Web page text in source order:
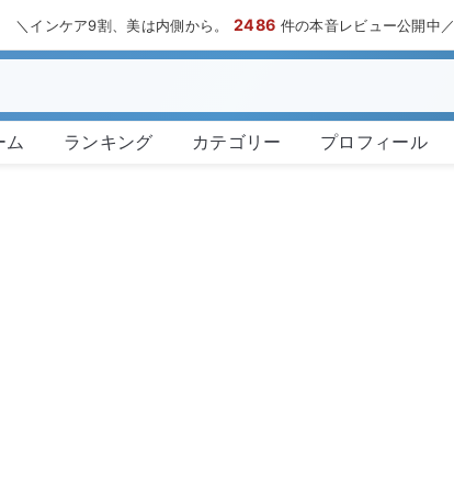
＼インケア9割、美は内側から。2486 件の本音レビュー公開中／
ム ランキング カテゴリー プロフィール